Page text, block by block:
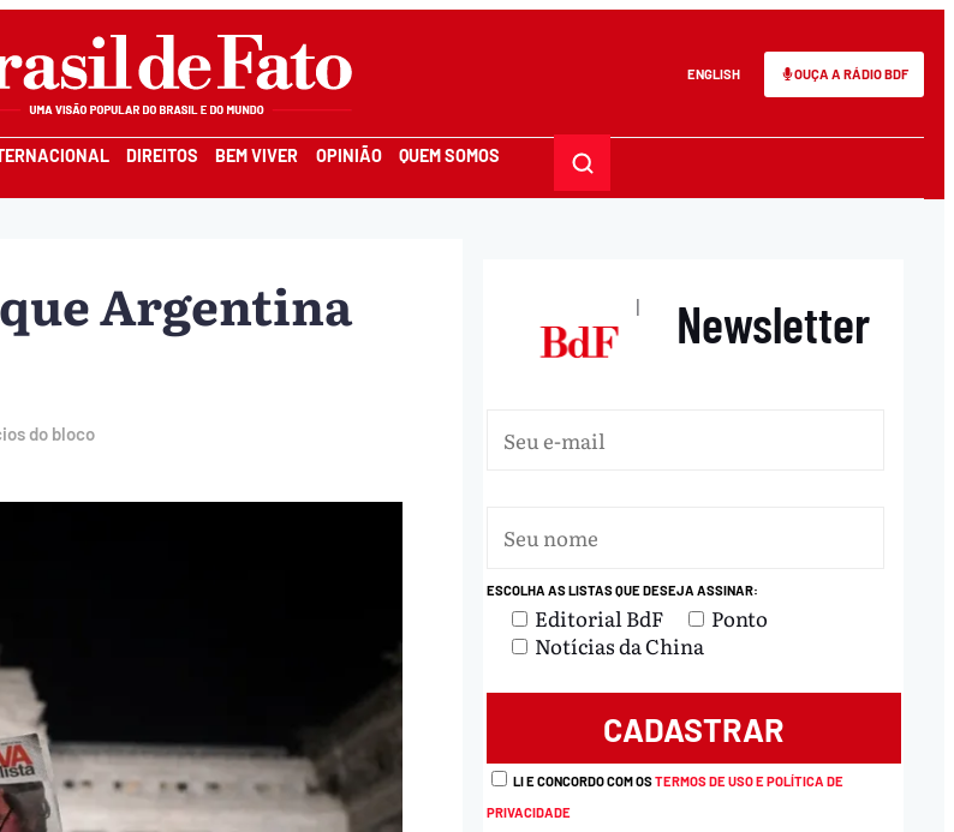
ENGLISH OUÇA A RÁDIO BDF
DIREITOS BEM VIVER OPINIÃO QUEM SOMOS
Argentina
do bloco
| Newsletter
ESCOLHA AS LISTAS QUE DESEJA ASSINAR:
Editorial BdF
Ponto
Notícias da China
LI E CONCORDO COM OSTERMOS DE USO E POLÍTICA DE
PRIVACIDADE